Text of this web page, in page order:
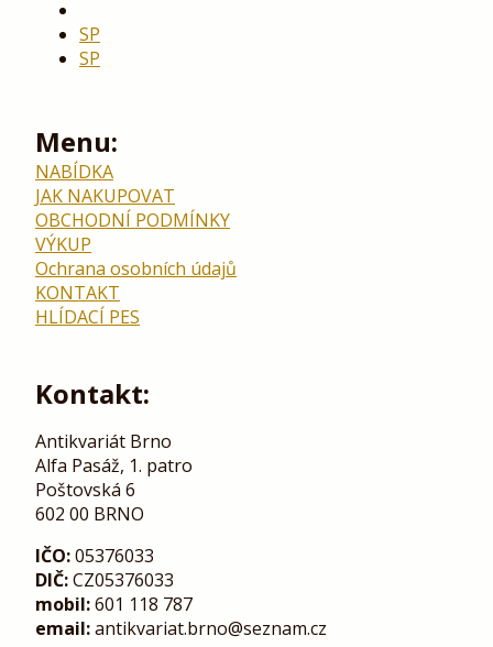
SP
SP
Menu:
NABÍDKA
JAK NAKUPOVAT
OBCHODNÍ PODMÍNKY
VÝKUP
Ochrana osobních údajů
KONTAKT
HLÍDACÍ PES
Kontakt:
Antikvariát Brno
Alfa Pasáž, 1. patro
Poštovská 6
602 00 BRNO
IČO:05376033
DIČ:CZ05376033
mobil:601 118 787
email:antikvariat.brno@seznam.cz